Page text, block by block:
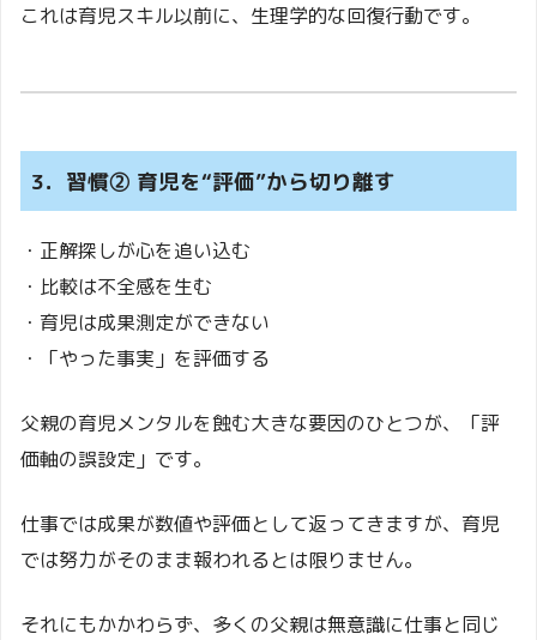
これは育児スキル以前に、生理学的な回復行動です。
3．習慣② 育児を“評価”から切り離す
・正解探しが心を追い込む
・比較は不全感を生む
・育児は成果測定ができない
・「やった事実」を評価する
父親の育児メンタルを蝕む大きな要因のひとつが、「評
価軸の誤設定」です。
仕事では成果が数値や評価として返ってきますが、育児
では努力がそのまま報われるとは限りません。
それにもかかわらず、多くの父親は無意識に仕事と同じ